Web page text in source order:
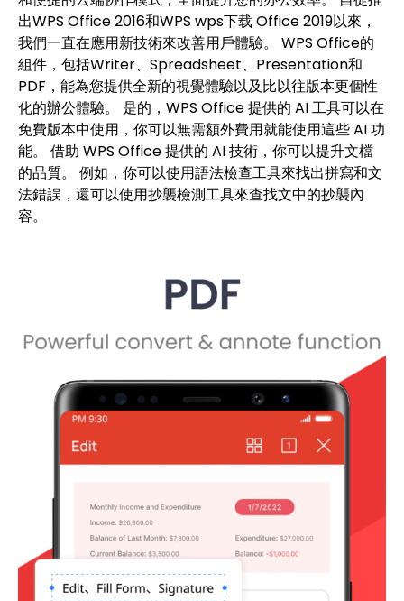
出WPS Office 2016和WPS wps下载Office 2019以來，
我們一直在應用新技術來改善用戶體驗。 WPS Office的
組件，包括Writer、Spreadsheet、Presentation和
PDF，能為您提供全新的視覺體驗以及比以往版本更個性
化的辦公體驗。 是的，WPS Office 提供的 AI 工具可以在
免費版本中使用，你可以無需額外費用就能使用這些 AI 功
能。 借助 WPS Office 提供的 AI 技術，你可以提升文檔
的品質。 例如，你可以使用語法檢查工具來找出拼寫和文
法錯誤，還可以使用抄襲檢測工具來查找文中的抄襲內
容。